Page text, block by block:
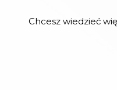
Chcesz wiedzieć